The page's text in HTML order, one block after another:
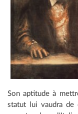
Son aptitude à
statut lui vaudra